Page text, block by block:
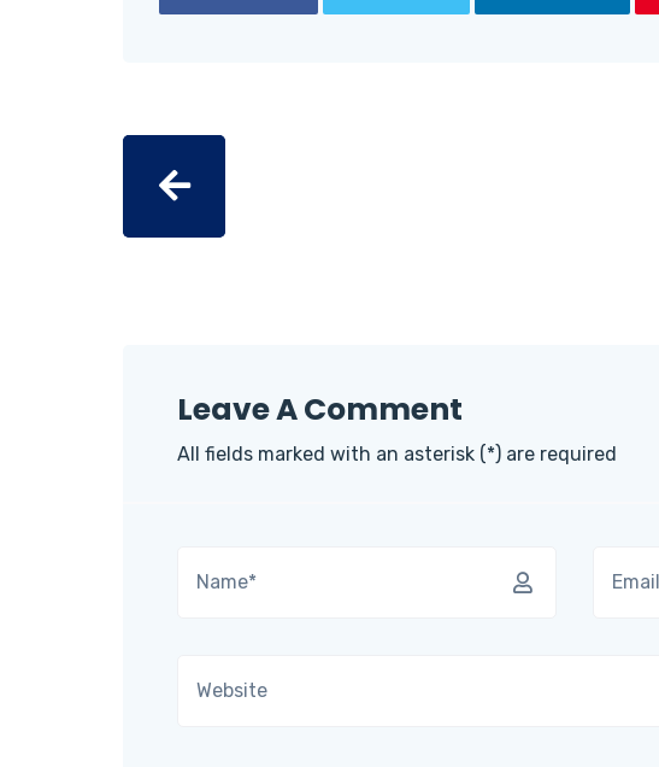
Leave A Comment
All fields marked with an asterisk (*) are required